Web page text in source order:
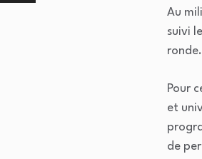
Au
suivi
ronde.
Pour
et
de